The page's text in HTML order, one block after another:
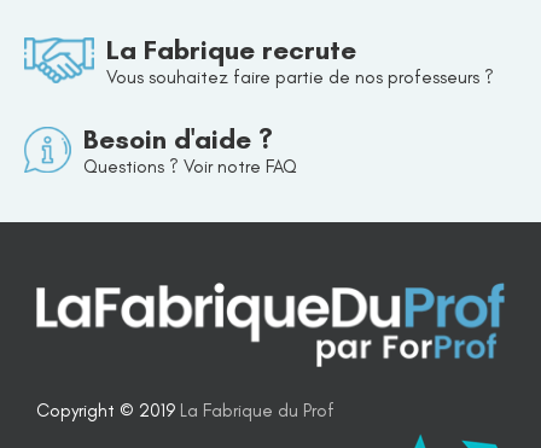
La Fabrique recrute
Vous souhaitez faire partie de nos professeurs ?
Besoin d'aide ?
Questions ? Voir notre FAQ
Copyright © 2019 La Fabrique du Prof